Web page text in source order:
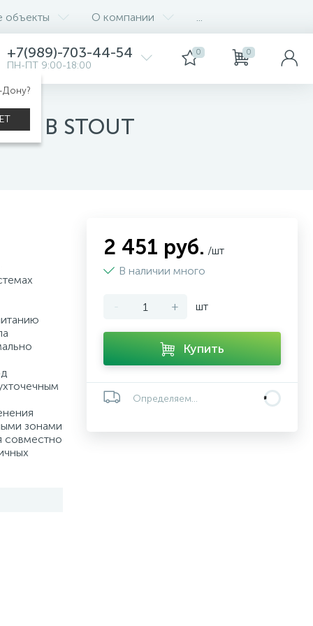
объекты О компании
Дону?
+7(989)-703-44-54
ПН-ПТ 9:00-18:00
0 0
24 В STOUT
зонами
совместно
2 451 руб. /шт
В наличии много
- + шт
Купить
Определяем...